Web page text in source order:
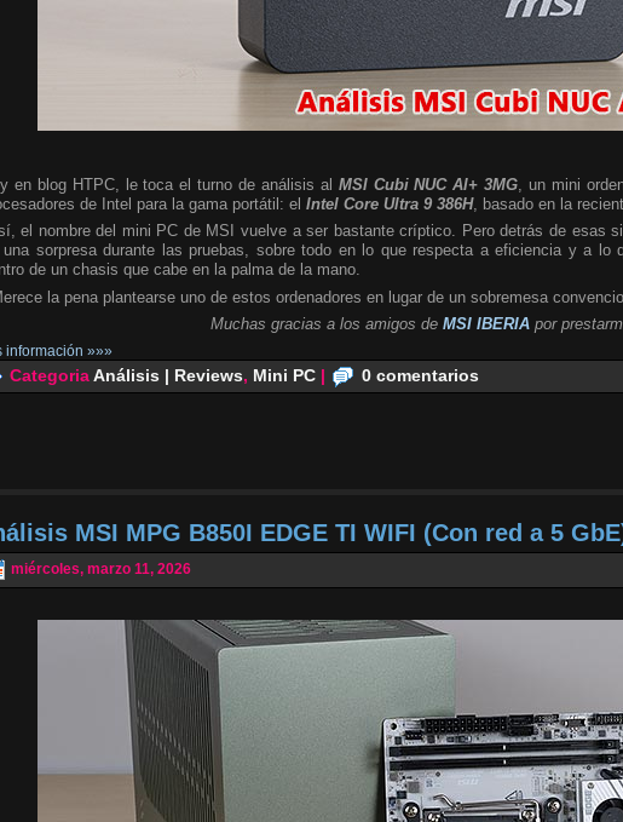
en blog HTPC, le toca el turno de análisis al MSI Cubi NUC AI+ 3MG , un mini
de Intel para la gama portátil: el Intel Core Ultra 9 386H, basado en la
el nombre del mini PC de MSI vuelve a ser bastante críptico. Pero detrás de esas
una sorpresa durante las pruebas, sobre todo en lo que respecta a eficiencia y a lo
de un chasis que cabe en la palma de la mano.
la pena plantearse uno de estos ordenadores en lugar de un sobremesa
Muchas gracias a los amigos de MSI IBERIA por
información »»»
CategoriaAnálisis | Reviews, Mini PC | 0 comentarios
MSI MPG B850I EDGE TI WIFI (Con red a 5
miércoles, marzo 11, 2026